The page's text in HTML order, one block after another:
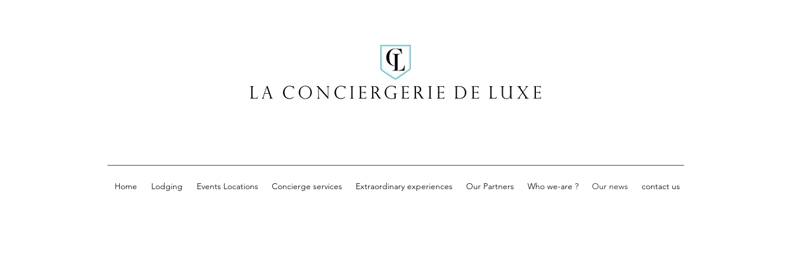
Home Lodging Events Locations Concierge services Extraordinary experiences Our Partners Who we-are ? Our news contact us